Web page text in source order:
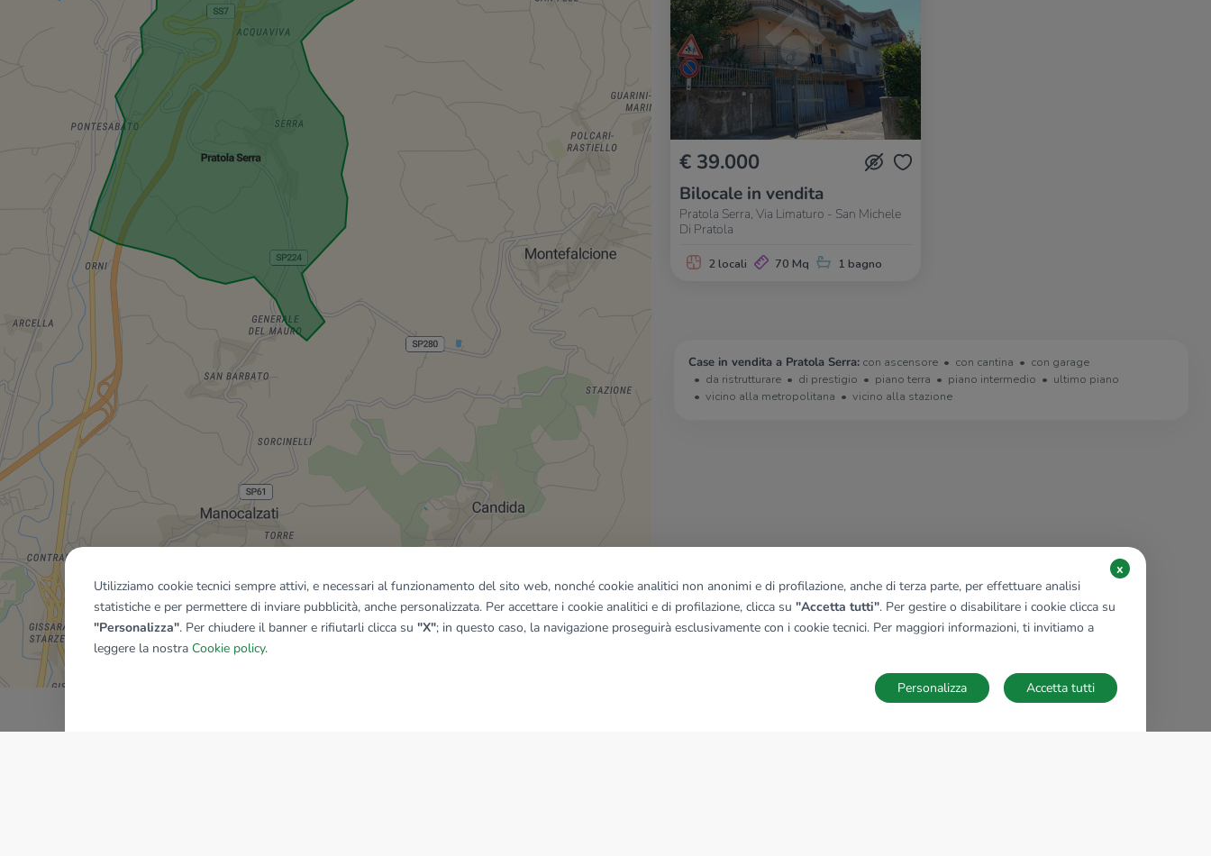
€ 39.000
Bilocale in vendita
Pratola Serra, Via Limaturo - San Michele
Di Pratola
2 locali 70 Mq 1 bagno
Case in vendita a Pratola Serra: con ascensore con cantina
con garage
da ristrutturare
di prestigio piano terra piano intermedio
ultimo piano
vicino alla metropolitana
vicino alla stazione
Mostra tutti gli immobili del riquadro
Utilizziamo cookie tecnici sempre attivi, e necessari al funzionamento del sito web, nonché cookie analitici non anonimi e di profilazione, anche di terza parte, per effettuare analisi
statistiche e per permettere di inviare pubblicità, anche personalizzata. Per accettare i cookie analitici e di profilazione, clicca su "Accetta tutti". Per gestire o disabilitare i cookie clicca su
"Personalizza". Per chiudere il banner e rifiutarli clicca su "X"; in questo caso, la navigazione proseguirà esclusivamente con i cookie tecnici. Per maggiori informazioni, ti invitiamo a
leggere la nostra Cookie policy.
x
Accetta tutti
Personalizza